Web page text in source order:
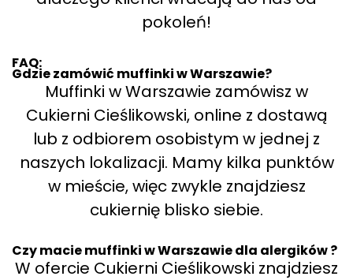
pokoleń!
FAQ:
Gdzie zamówić muffinki w Warszawie?
Muffinki w Warszawie zamówisz w
Cukierni Cieślikowski, online z dostawą
lub z odbiorem osobistym w jednej z
naszych lokalizacji. Mamy kilka punktów
w mieście, więc zwykle znajdziesz
cukiernię blisko siebie.
Czy macie muffinki w Warszawie dla alergików ?
W ofercie Cukierni Cieślikowski znajdziesz